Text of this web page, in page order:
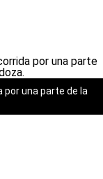
por una parte de la